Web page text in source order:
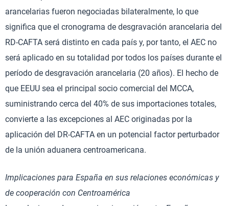
arancelarias fueron negociadas bilateralmente, lo que
significa que el cronograma de desgravación arancelaria del
RD-CAFTA será distinto en cada país y, por tanto, el AEC no
será aplicado en su totalidad por todos los países durante el
período de desgravación arancelaria (20 años). El hecho de
que EEUU sea el principal socio comercial del MCCA,
suministrando cerca del 40% de sus importaciones totales,
convierte a las excepciones al AEC originadas por la
aplicación del DR-CAFTA en un potencial factor perturbador
de la unión aduanera centroamericana.
Implicaciones para España en sus relaciones económicas y
de cooperación con Centroamérica